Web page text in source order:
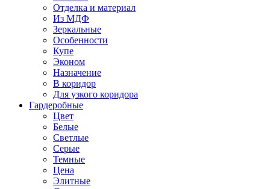
Отделка и материал
Из МДФ
Зеркальные
Особенности
Купе
Эконом
Назначение
В коридор
Для узкого коридора
Гардеробные
Цвет
Белые
Светлые
Серые
Темные
Цена
Элитные